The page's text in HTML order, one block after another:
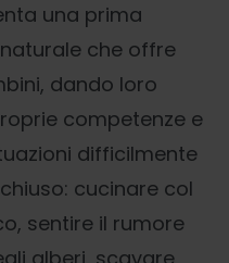
una prima
che offre
dando loro
competenze e
difficilmente
cucinare col
sentire il rumore